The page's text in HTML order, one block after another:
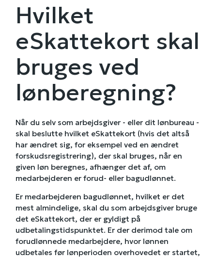
Hvilket
eSkattekort skal
bruges ved
lønberegning?
Når du selv som arbejdsgiver - eller dit lønbureau -
skal beslutte hvilket eSkattekort (hvis det altså
har ændret sig, for eksempel ved en ændret
forskudsregistrering), der skal bruges, når en
given løn beregnes, afhænger det af, om
medarbejderen er forud- eller bagudlønnet.
Er medarbejderen bagudlønnet, hvilket er det
mest almindelige, skal du som arbejdsgiver bruge
det eSkattekort, der er gyldigt på
udbetalingstidspunktet. Er der derimod tale om
forudlønnede medarbejdere, hvor lønnen
udbetales før lønperioden overhovedet er startet,